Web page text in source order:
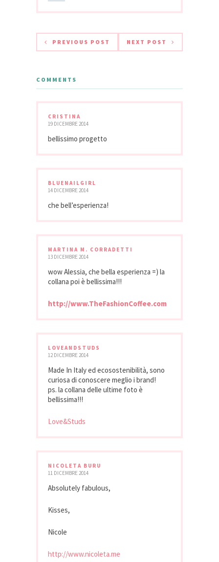
PREVIOUS POST NEXT POST
COMMENTS
CRISTINA
19 DICEMBRE 2014
bellissimo progetto
BLUENAILGIRL
14 DICEMBRE 2014
che bell’esperienza!
MARTINA M. CORRADETTI
13 DICEMBRE 2014
wow Alessia, che bella esperienza =) la
collana poi è bellissima!!!
http://www.TheFashionCoffee.com
LOVEANDSTUDS
12 DICEMBRE 2014
Made In Italy ed ecosostenibilità, sono
curiosa di conoscere meglio i brand!
ps. la collana delle ultime foto è
bellissima!!!
Love&Studs
NICOLETA BURU
11 DICEMBRE 2014
Absolutely fabulous,
Kisses,
Nicole
http://www.nicoleta.me